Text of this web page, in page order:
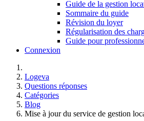
Guide de la gestion
Sommaire du guide
Révision du loyer
Régularisation des
Guide pour
Connexion
Logeva
Questions réponses
Catégories
Blog
Mise à jour du service de gestion